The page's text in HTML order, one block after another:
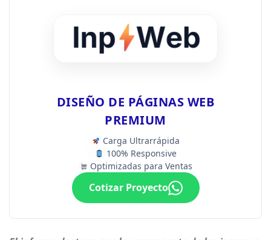
DISEÑO DE PÁGINAS WEB
PREMIUM
Carga Ultrarrápida
100% Responsive
Optimizadas para Ventas
Cotizar Proyecto